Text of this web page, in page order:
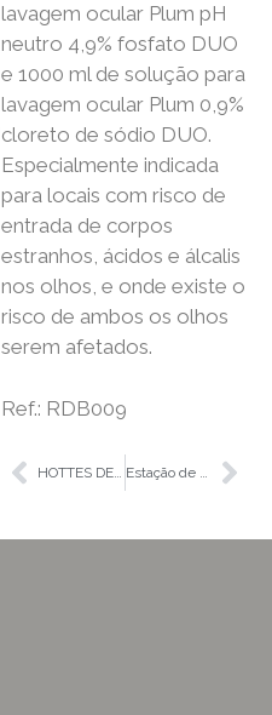
lavagem ocular Plum pH
neutro 4,9% fosfato DUO
e 1000 ml de solução para
lavagem ocular Plum 0,9%
cloreto de sódio DUO.
Especialmente indicada
para locais com risco de
entrada de corpos
estranhos, ácidos e álcalis
nos olhos, e onde existe o
risco de ambos os olhos
serem afetados.
Ref.: RDB009
HOTTES DE QUÍMICA BEST PLUS Estação de parede combinada, aberta